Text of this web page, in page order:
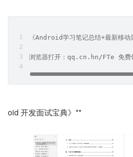
《Android学习笔记总结+最新移动
浏览器打开：qq.cn.hn/FTe 免费
oid 开发面试宝典》**